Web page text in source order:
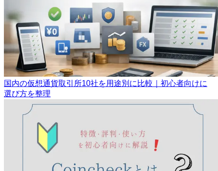
国内の仮想通貨取引所10社を用途別に比較｜初心者向けに
選び方を整理